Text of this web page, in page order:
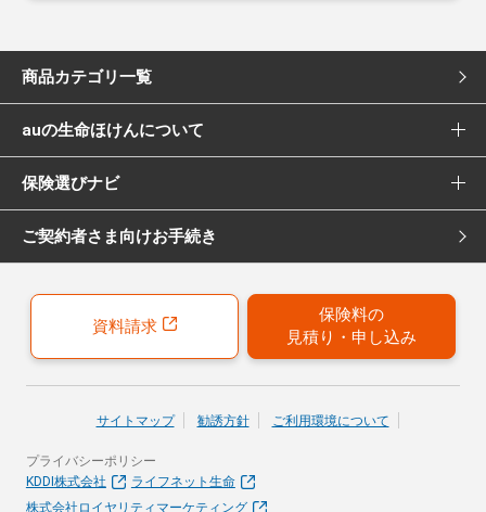
商品カテゴリ一覧
死亡保険
医療保険
女性向け医療保険
がん保険
女性向けがん保険
40歳以上の方にはこちらもおすすめ
auの生命ほけんについて
選ばれる理由
Pontaポイント還元について
保険募集代理店について
引受保険会社について
保険選びナビ
保険選びナビ トップ
保険診断
おすすめ加入例
お客さまの声
ご契約者さま向けお手続き
資料請求
保険料の
見積り・申し込み
サイトマップ 勧誘方針 ご利用環境について
プライバシーポリシー
KDDI株式会社
ライフネット生命
株式会社ロイヤリティマーケティング